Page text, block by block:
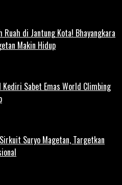
Ruah di Jantung Kota! Bhayangkara
Makin Hidup
Sabet Emas World Climbing
Suryo Magetan, Targetkan